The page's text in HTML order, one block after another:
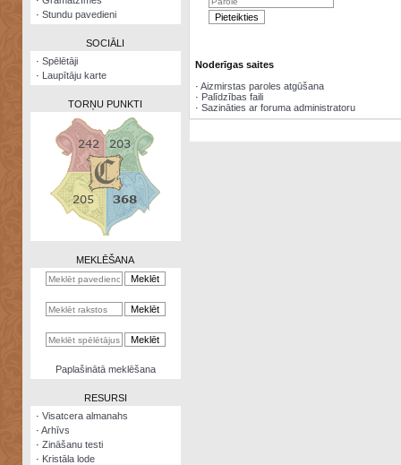
Zināšanu
kalkulators
Nomētātās
· Stundu pavedieni
SOCIĀLI
· Spēlētāji
· Laupītāju karte
TORŅU PUNKTI
MEKLĒŠANA
Paplašinātā meklēšana
RESURSI
· Visatcera almanahs
· Arhīvs
· Zināšanu testi
· Kristāla lode
Noderīgas saites
· Aizmirstas paroles atgūšana
· Palīdzības faili
· Sazināties ar foruma administratoru